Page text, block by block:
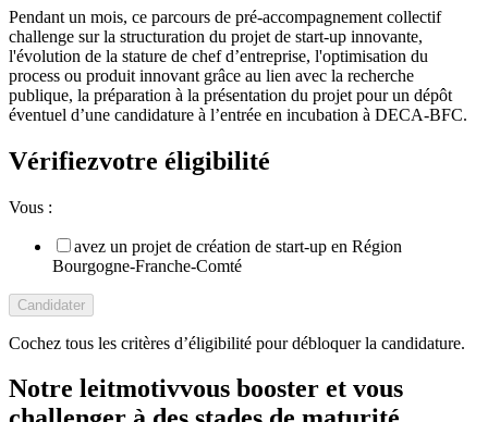
Pendant un mois, ce parcours de pré-accompagnement collectif
challenge sur la structuration du projet de start-up innovante,
l'évolution de la stature de chef d’entreprise, l'optimisation du
process ou produit innovant grâce au lien avec la recherche
publique, la préparation à la présentation du projet pour un dépôt
éventuel d’une candidature à l’entrée en incubation à DECA-BFC.
Vérifiezvotre éligibilité
Vous :
avez un projet de création de start-up en Région
Bourgogne-Franche-Comté
Candidater
Cochez tous les critères d’éligibilité pour débloquer la candidature.
Notre leitmotivvous booster et vous